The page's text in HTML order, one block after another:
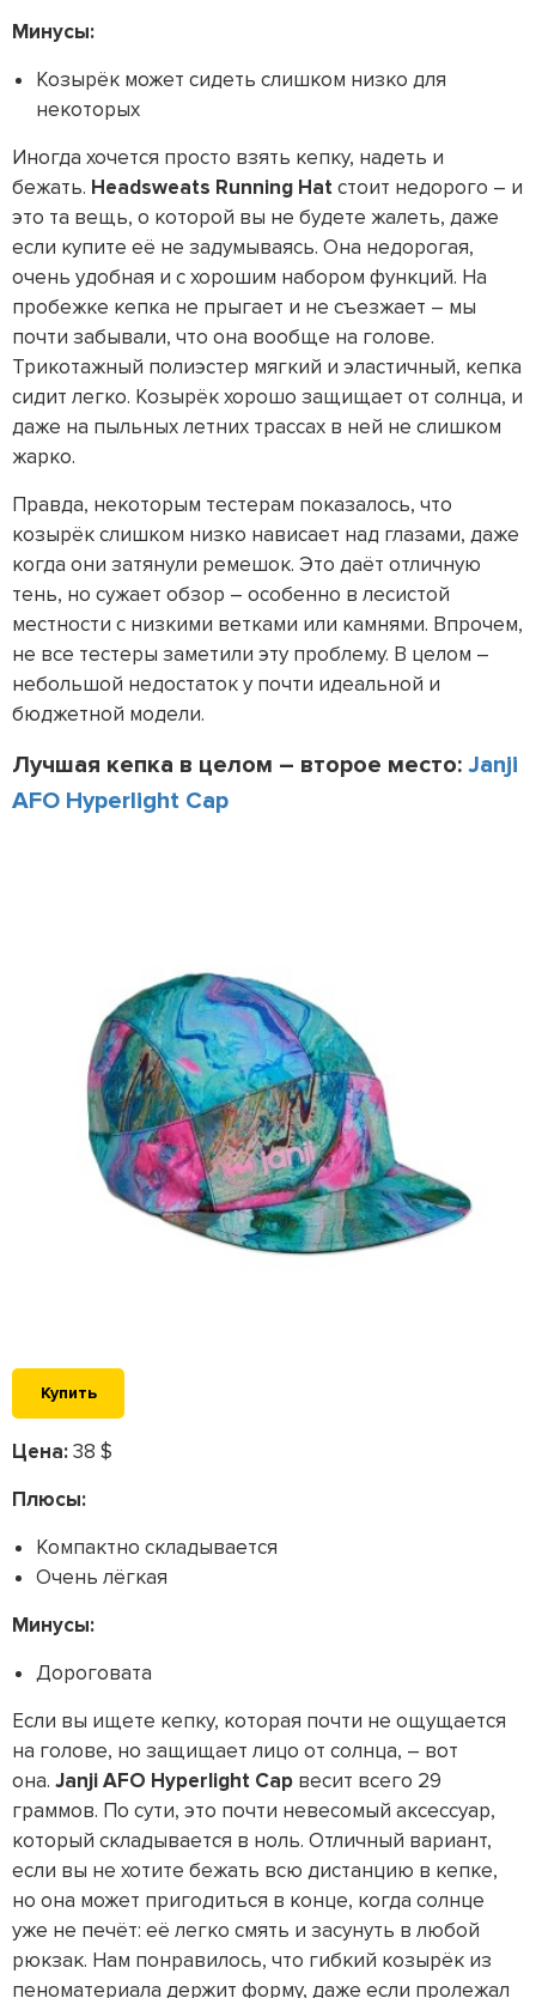
Минусы:
Козырёк может сидеть слишком низко для
некоторых
Иногда хочется просто взять кепку, надеть и
бежать. Headsweats Running Hatстоит недорого – и
это та вещь, о которой вы не будете жалеть, даже
если купите её не задумываясь. Она недорогая,
очень удобная и с хорошим набором функций. На
пробежке кепка не прыгает и не съезжает – мы
почти забывали, что она вообще на голове.
Трикотажный полиэстер мягкий и эластичный, кепка
сидит легко. Козырёк хорошо защищает от солнца, и
даже на пыльных летних трассах в ней не слишком
жарко.
Правда, некоторым тестерам показалось, что
козырёк слишком низко нависает над глазами, даже
когда они затянули ремешок. Это даёт отличную
тень, но сужает обзор – особенно в лесистой
местности с низкими ветками или камнями. Впрочем,
не все тестеры заметили эту проблему. В целом –
небольшой недостаток у почти идеальной и
бюджетной модели.
Лучшая кепка в целом – второе место: Janji
AFO Hyperlight Cap
Купить
Цена:38 $
Плюсы:
Компактно складывается
Очень лёгкая
Минусы:
Дороговата
Если вы ищете кепку, которая почти не ощущается
на голове, но защищает лицо от солнца, – вот
она. Janji AFO Hyperlight Cap весит всего 29
граммов. По сути, это почти невесомый аксессуар,
который складывается в ноль. Отличный вариант,
если вы не хотите бежать всю дистанцию в кепке,
но она может пригодиться в конце, когда солнце
уже не печёт: её легко смять и засунуть в любой
рюкзак. Нам понравилось, что гибкий козырёк из
пеноматериала держит форму, даже если пролежал